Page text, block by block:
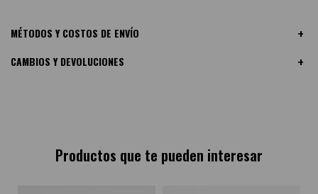
MÉTODOS Y COSTOS DE ENVÍO
CAMBIOS Y DEVOLUCIONES
Productos que te pueden interesar